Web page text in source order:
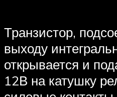
Транзистор,
выходу
открывается и
12В на катушку